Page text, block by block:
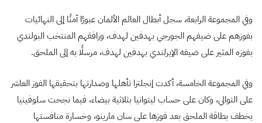
وفي المجموعة الرابعة، سجل أبطال العالم الألمان عبورًا آمنًا إلى النهائيات
بفوزهم على ضيفهم الجورجي بهدفين لهدف، ورافقهم المنتخب البولندي
بفوزه المثير على ضيفه الإيرلندي بهدفين لهدف، مرسلًا به إلى الملحق.
وفي المجموعة الخامسة، أكدت إنجلترا تأهلها وصدارتها بتحقيقها الفوز العاشر
على التوالي، وكان على حساب ليتوانيا بثلاثية بيضاء، فيما نجحت سلوفينيا
بخطف بطاقة الملحق بعد فوزها على سان مارينو، وخسارة منافستها